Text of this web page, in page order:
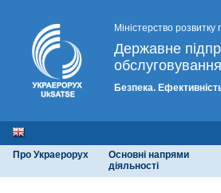
Міністерство
Державне
Безпека.
Про Украерорух
Основні напрями
діяльності